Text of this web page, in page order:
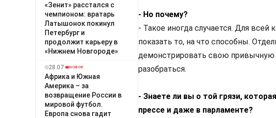
«Зенит» расстался с
чемпионом: вратарь
Латышонок покинул
Петербург и
продолжит карьеру в
«Нижнем Новгороде»
28.07 НОВОЕ
Африка и Южная
Америка – за
возвращение России в
мировой футбол.
Европа снова гадит
- Но почему?
- Такое иногда случается. Для
показать то, на что способны.
демонстрировать свою привычную
разобраться.
- Знаете ли вы о той грязи,
прессе и даже в парламенте?